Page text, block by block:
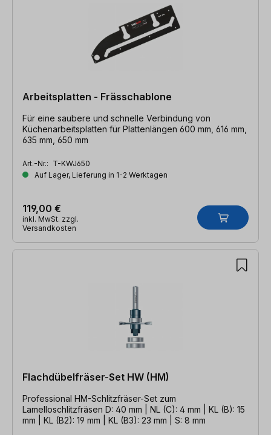
Arbeitsplatten - Frässchablone
Für eine saubere und schnelle Verbindung von
Küchenarbeitsplatten für Plattenlängen 600 mm, 616 mm,
635 mm, 650 mm
Art.-Nr.: T-KWJ650
Auf Lager, Lieferung in 1-2 Werktagen
119,00 €
inkl. MwSt. zzgl.
Versandkosten
Flachdübelfräser-Set HW (HM)
Professional HM-Schlitzfräser-Set zum
Lamelloschlitzfräsen D: 40 mm | NL (C): 4 mm | KL (B): 15
mm | KL (B2): 19 mm | KL (B3): 23 mm | S: 8 mm